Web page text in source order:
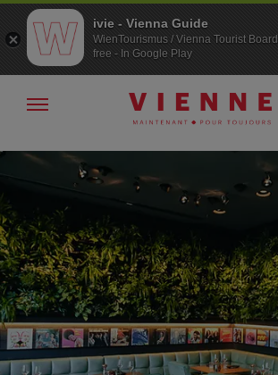
Navigation
Contenu
Afficher
la
navigation
ivie - Vienna Guide
WienTourismus / Vienna Tourist Board
free - In Google Play